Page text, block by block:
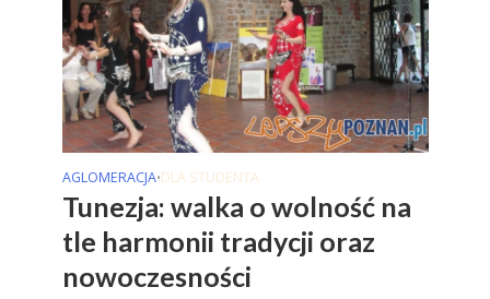
AGLOMERACJA•DLA STUDENTA
Tunezja: walka o wolność na
tle harmonii tradycji oraz
nowoczesności